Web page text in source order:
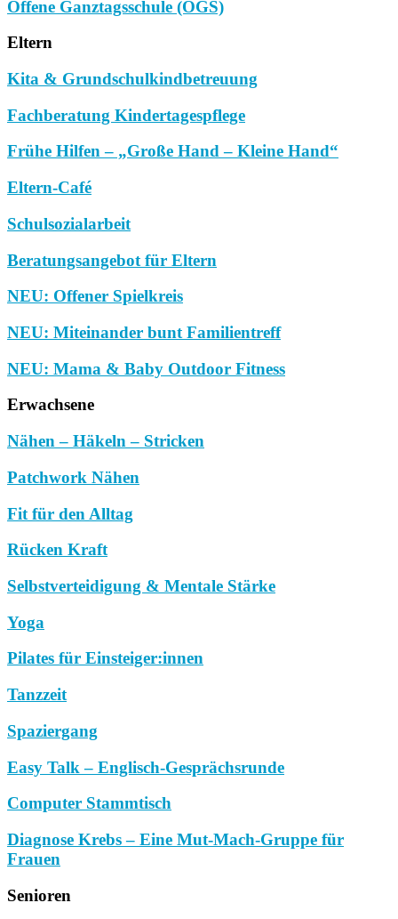
Offene Ganztagsschule (OGS)
Eltern
Kita & Grundschulkindbetreuung
Fachberatung Kindertagespflege
Frühe Hilfen – „Große Hand – Kleine Hand“
Eltern-Café
Schulsozialarbeit
Beratungsangebot für Eltern
NEU: Offener Spielkreis
NEU: Miteinander bunt Familientreff
NEU: Mama & Baby Outdoor Fitness
Erwachsene
Nähen – Häkeln – Stricken
Patchwork Nähen
Fit für den Alltag
Rücken Kraft
Selbstverteidigung & Mentale Stärke
Yoga
Pilates für Einsteiger:innen
Tanzzeit
Spaziergang
Easy Talk – Englisch-Gesprächsrunde
Computer Stammtisch
Diagnose Krebs – Eine Mut-Mach-Gruppe für
Frauen
Senioren